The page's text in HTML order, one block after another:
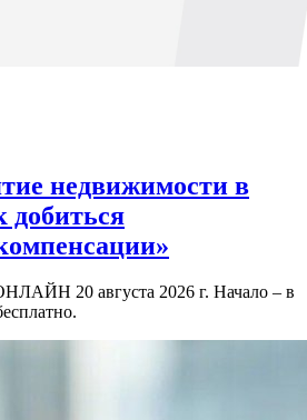
недвижимости в
добиться
20 августа 2026 г. Начало – в